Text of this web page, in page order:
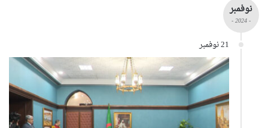
نوفمبر
- 2024 -
21 نوفمبر